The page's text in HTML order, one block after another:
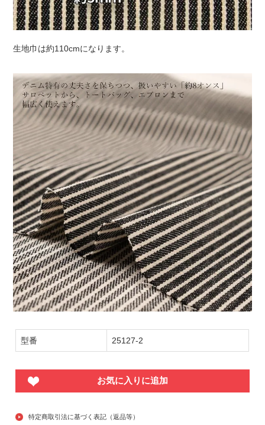
生地巾は約110cmになります。
型番 25127-2
お気に入りに追加
特定商取引法に基づく表記（返品等）